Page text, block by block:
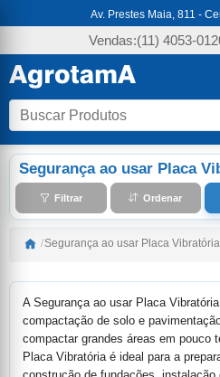
Av. Prestes Maia, 811 -
Vendas:(11) 4053-
Segurança ao usar Placa
Filtrar Ordenar
/Segurança ao usar Placa Vibratória
A Segurança ao usar Placa
compactação de solo e
compactar grandes áreas em pouco
Placa Vibratória é ideal para a